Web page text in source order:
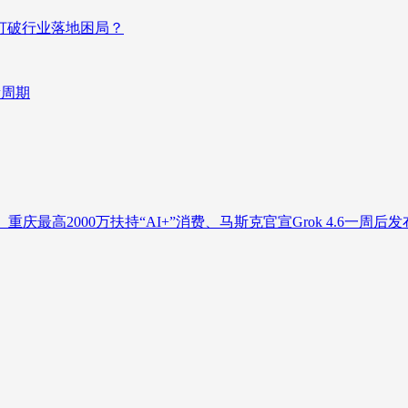
行业落地困局？
期
庆最高2000万扶持“AI+”消费、马斯克官宣Grok 4.6一周后发